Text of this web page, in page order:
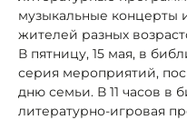
музыкальные концерты
жителей разных
В пятницу, 15 мая, в
серия мероприятий,
дню семьи. В 11 часов в
литературно-игровая